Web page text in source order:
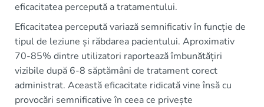
eficacitatea percepută a tratamentului.
Eficacitatea percepută variază semnificativ în funcție de
tipul de leziune și răbdarea pacientului. Aproximativ
70-85% dintre utilizatori raportează îmbunătățiri
vizibile după 6-8 săptămâni de tratament corect
administrat. Această eficacitate ridicată vine însă cu
provocări semnificative în ceea ce privește